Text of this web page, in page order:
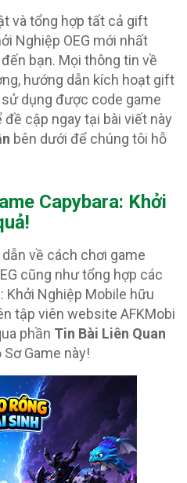
và tổng hợp tất cả gift
Nghiệp OEG mới nhất
bạn. Mọi thông tin về
hướng dẫn kích hoạt gift
dụng được code game
cập ngay tại bài viết này
bên dưới để chúng tôi hỗ
Capybara: Khởi
về cách chơi game
cũng như tổng hợp các
Khởi Nghiệp Mobile hữu
tập viên website AFKMobi
phần Tin Bài Liên Quan
Game này!